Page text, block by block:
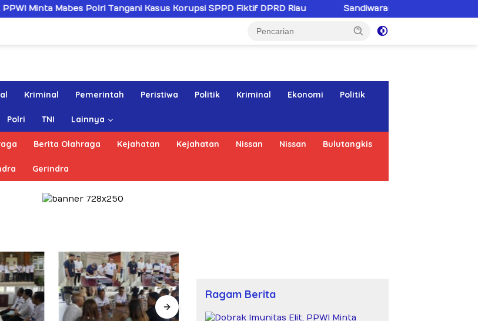
Polri Tangani Kasus Korupsi SPPD Fiktif DPRD Riau Sandiwaranya Rekonsiliasi Hotman
Kriminal Pemerintah Peristiwa Politik Kriminal Ekonomi Politik
Polri TNI Lainnya
Berita Olahraga Kejahatan Kejahatan Nissan Nissan Bulutangkis
Gerindra
Ragam Berita